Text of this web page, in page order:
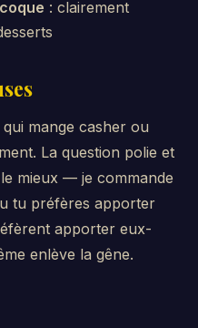
: clairement
mange casher ou
La question polie et
mieux — je commande
tu préfères apporter
apporter eux-
enlève la gêne.